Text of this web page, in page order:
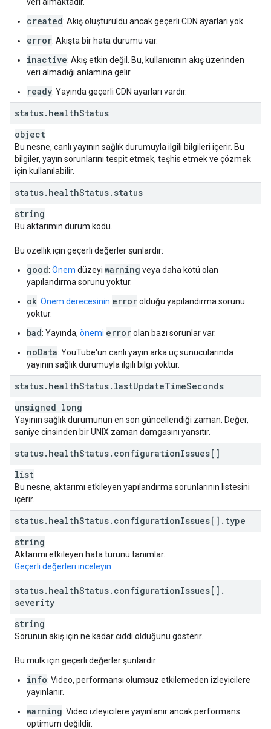
created: Akış oluşturuldu ancak geçerli CDN ayarları yok.
error: Akışta bir hata durumu var.
inactive: Akış etkin değil. Bu, kullanıcının akış üzerinden
veri almadığı anlamına gelir.
ready: Yayında geçerli CDN ayarları vardır.
status. healthStatus
object
Bu nesne, canlı yayının sağlık durumuyla ilgili bilgileri içerir. Bu
bilgiler, yayın sorunlarını tespit etmek, teşhis etmek ve çözmek
için kullanılabilir.
status. healthStatus. status
string
Bu aktarımın durum kodu.
Bu özellik için geçerli değerler şunlardır:
good: Önem düzeyi warning veya daha kötü olan
yapılandırma sorunu yoktur.
ok: Önem derecesinin errorolduğu yapılandırma sorunu
yoktur.
bad: Yayında, önemi errorolan bazı sorunlar var.
noData: YouTube'un canlı yayın arka uç sunucularında
yayının sağlık durumuyla ilgili bilgi yoktur.
status. healthStatus. lastUpdateTimeSeconds
unsigned long
Yayının sağlık durumunun en son güncellendiği zaman. Değer,
saniye cinsinden bir UNIX zaman damgasını yansıtır.
status. healthStatus. configurationIssues[]
list
Bu nesne, aktarımı etkileyen yapılandırma sorunlarının listesini
içerir.
status. healthStatus. configurationIssues[] . type
string
Aktarımı etkileyen hata türünü tanımlar.
Geçerli değerleri inceleyin
status. healthStatus. configurationIssues[] .
severity
string
Sorunun akış için ne kadar ciddi olduğunu gösterir.
Bu mülk için geçerli değerler şunlardır:
info: Video, performansı olumsuz etkilemeden izleyicilere
yayınlanır.
warning: Video izleyicilere yayınlanır ancak performans
optimum değildir.